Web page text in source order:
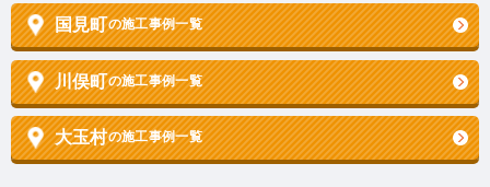
国見町の施工事例一覧
川俣町の施工事例一覧
大玉村の施工事例一覧